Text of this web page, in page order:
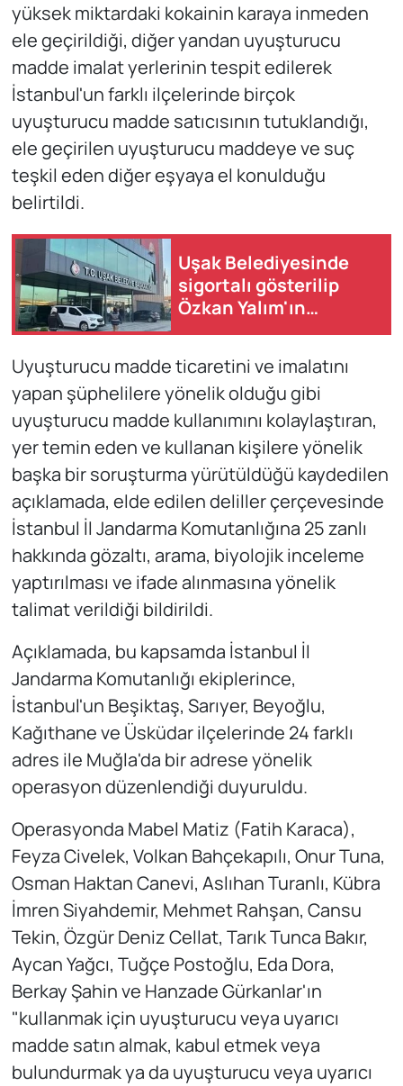
yüksek miktardaki kokainin karaya inmeden
ele geçirildiği, diğer yandan uyuşturucu
madde imalat yerlerinin tespit edilerek
İstanbul'un farklı ilçelerinde birçok
uyuşturucu madde satıcısının tutuklandığı,
ele geçirilen uyuşturucu maddeye ve suç
teşkil eden diğer eşyaya el konulduğu
belirtildi.
Uşak Belediyesinde
sigortalı gösterilip
Özkan Yalım'ın
işletmelerinde çalışan
Uyuşturucu madde ticaretini ve imalatını
yapan şüphelilere yönelik olduğu gibi
uyuşturucu madde kullanımını kolaylaştıran,
yer temin eden ve kullanan kişilere yönelik
başka bir soruşturma yürütüldüğü kaydedilen
açıklamada, elde edilen deliller çerçevesinde
İstanbul İl Jandarma Komutanlığına 25 zanlı
hakkında gözaltı, arama, biyolojik inceleme
yaptırılması ve ifade alınmasına yönelik
talimat verildiği bildirildi.
Açıklamada, bu kapsamda İstanbul İl
Jandarma Komutanlığı ekiplerince,
İstanbul'un Beşiktaş, Sarıyer, Beyoğlu,
Kağıthane ve Üsküdar ilçelerinde 24 farklı
adres ile Muğla'da bir adrese yönelik
operasyon düzenlendiği duyuruldu.
Operasyonda Mabel Matiz (Fatih Karaca),
Feyza Civelek, Volkan Bahçekapılı, Onur Tuna,
Osman Haktan Canevi, Aslıhan Turanlı, Kübra
İmren Siyahdemir, Mehmet Rahşan, Cansu
Tekin, Özgür Deniz Cellat, Tarık Tunca Bakır,
Aycan Yağcı, Tuğçe Postoğlu, Eda Dora,
Berkay Şahin ve Hanzade Gürkanlar'ın
"kullanmak için uyuşturucu veya uyarıcı
madde satın almak, kabul etmek veya
bulundurmak ya da uyuşturucu veya uyarıcı